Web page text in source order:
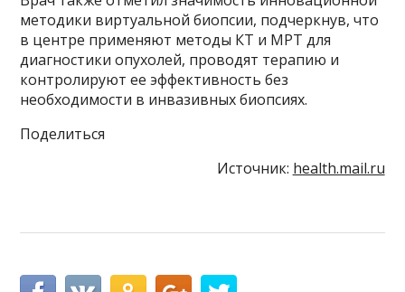
методики виртуальной биопсии, подчеркнув, что
в центре применяют методы КТ и МРТ для
диагностики опухолей, проводят терапию и
контролируют ее эффективность без
необходимости в инвазивных биопсиях.
Поделиться
Источник: health.mail.ru